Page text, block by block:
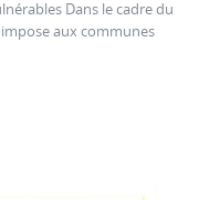
Dans le cadre du
aux communes